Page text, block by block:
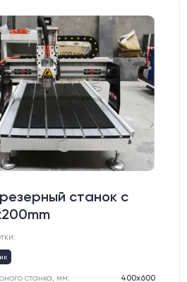
станок с
станка, мм:
400х600